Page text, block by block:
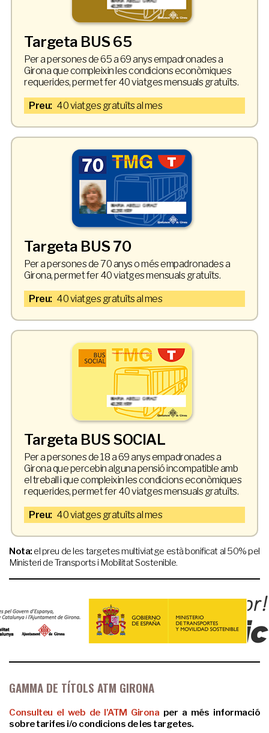
Targeta BUS 65
Per a persones de 65 a 69 anys empadronades a
Girona que compleixin les condicions econòmiques
requerides, permet fer 40 viatges mensuals gratuïts.
Preu: 40 viatges gratuïts al mes
Targeta BUS 70
Per a persones de 70 anys o més empadronades a
Girona, permet fer 40 viatges mensuals gratuïts.
Preu: 40 viatges gratuïts al mes
Targeta BUS SOCIAL
Per a persones de 18 a 69 anys empadronades a
Girona que percebin alguna pensió incompatible amb
el treball i que compleixin les condicions econòmiques
requerides, permet fer 40 viatges mensuals gratuïts.
Preu: 40 viatges gratuïts al mes
Nota: el preu de les targetes multiviatge està bonificat al 50% pel
Ministeri de Transports i Mobilitat Sostenible.
GAMMA DE TÍTOLS ATM GIRONA
Consulteu el web de l'ATM Girona per a més informació
sobre tarifes i/o condicions de les targetes.